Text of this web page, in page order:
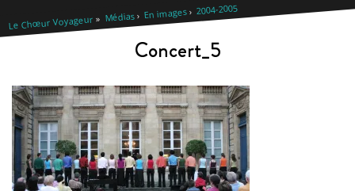
Le Chœur Voyageur Médias En images 2004-2005
Concert_5